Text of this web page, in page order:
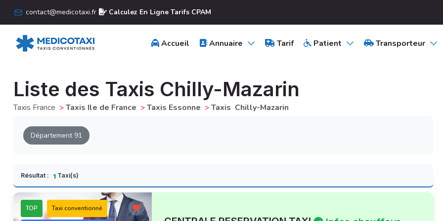
contact@medicotaxi.fr Calculez En Ligne Tarifs CPAM
Accueil Annuaire Tarif Patient Transporteur
Liste des Taxis Chilly-Mazarin
Taxis France >Taxis Ile de France >Taxis Essonne >Taxis Chilly-Mazarin
Département 91
Résultat : 1 Taxi(s)
TOP Taxi conventionné